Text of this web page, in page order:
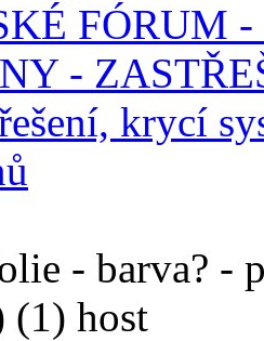
FÓRUM
-
krycí
- barva? -
(1) host